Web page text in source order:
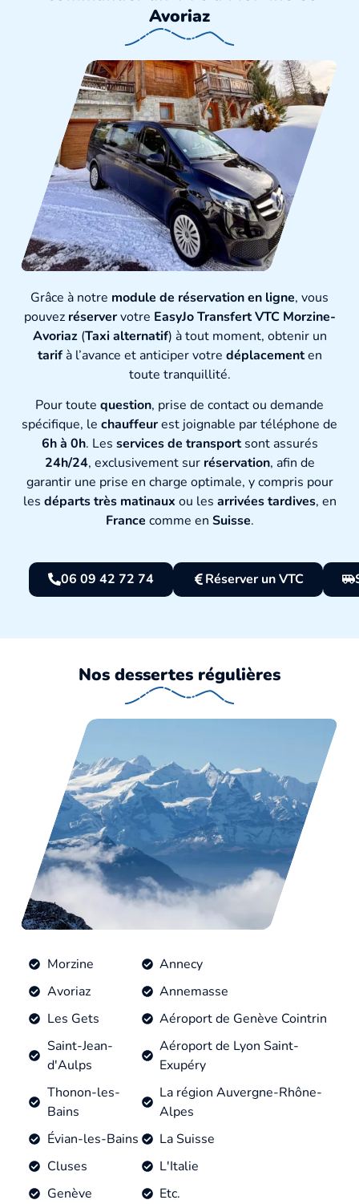
Avoriaz
Grâce à notre module de réservation en ligne, vous
pouvez réservervotre EasyJo Transfert VTC Morzine-
Avoriaz(Taxi alternatif) à tout moment, obtenir un
tarifà l’avance et anticiper votre déplacementen
toute tranquillité.
Pour toute question, prise de contact ou demande
spécifique, le chauffeurest joignable par téléphone de
6h à 0h. Les services de transportsont assurés
24h/24, exclusivement sur réservation, afin de
garantir une prise en charge optimale, y compris pour
les départs très matinaux ou les arrivées tardives, en
France comme en Suisse.
06 09 42 72 74 Réserver un VTC
Nos dessertes régulières
Morzine
Avoriaz
Les Gets
Saint-Jean-
d'Aulps
Thonon-les-
Bains
Évian-les-Bains
Cluses
Genève
Annecy
Annemasse
Aéroport de Genève Cointrin
Aéroport de Lyon Saint-
Exupéry
La région Auvergne-Rhône-
Alpes
La Suisse
L'Italie
Etc.